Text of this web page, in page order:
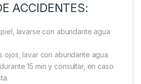
ACCIDENTES:
lavarse con abundante agua
ojos, lavar con abundante agua
15 min y consultar, en caso